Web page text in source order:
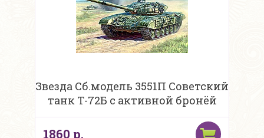
Звезда Сб.модель 3551П Советский
танк Т-72Б с активной бронёй
1860 р.